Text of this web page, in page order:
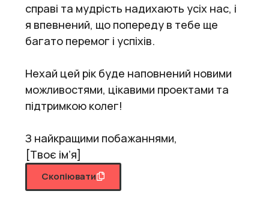
справі та мудрість надихають усіх нас, і
я впевнений, що попереду в тебе ще
багато перемог і успіхів.
Нехай цей рік буде наповнений новими
можливостями, цікавими проектами та
підтримкою колег!
З найкращими побажаннями,
[Твоє ім’я]
Скопіювати